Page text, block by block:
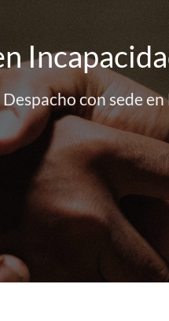
Despacho con sede